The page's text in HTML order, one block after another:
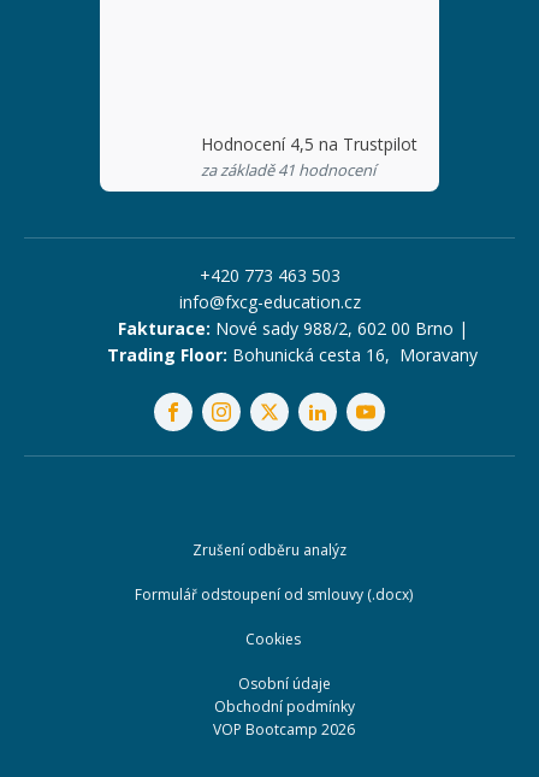
Hodnocení 4,5 na Trustpilot
za základě 41 hodnocení
+420 773 463 503
info@fxcg-education.cz
Fakturace: Nové sady 988/2, 602 00 Brno |
Trading Floor: Bohunická cesta 16, Moravany
Zrušení odběru analýz
Formulář odstoupení od smlouvy (.docx)
Cookies
Osobní údaje
Obchodní podmínky
VOP Bootcamp 2026